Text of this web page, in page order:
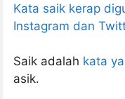
Kata saik kerap
Instagram dan
Saik adalah kata
asik.